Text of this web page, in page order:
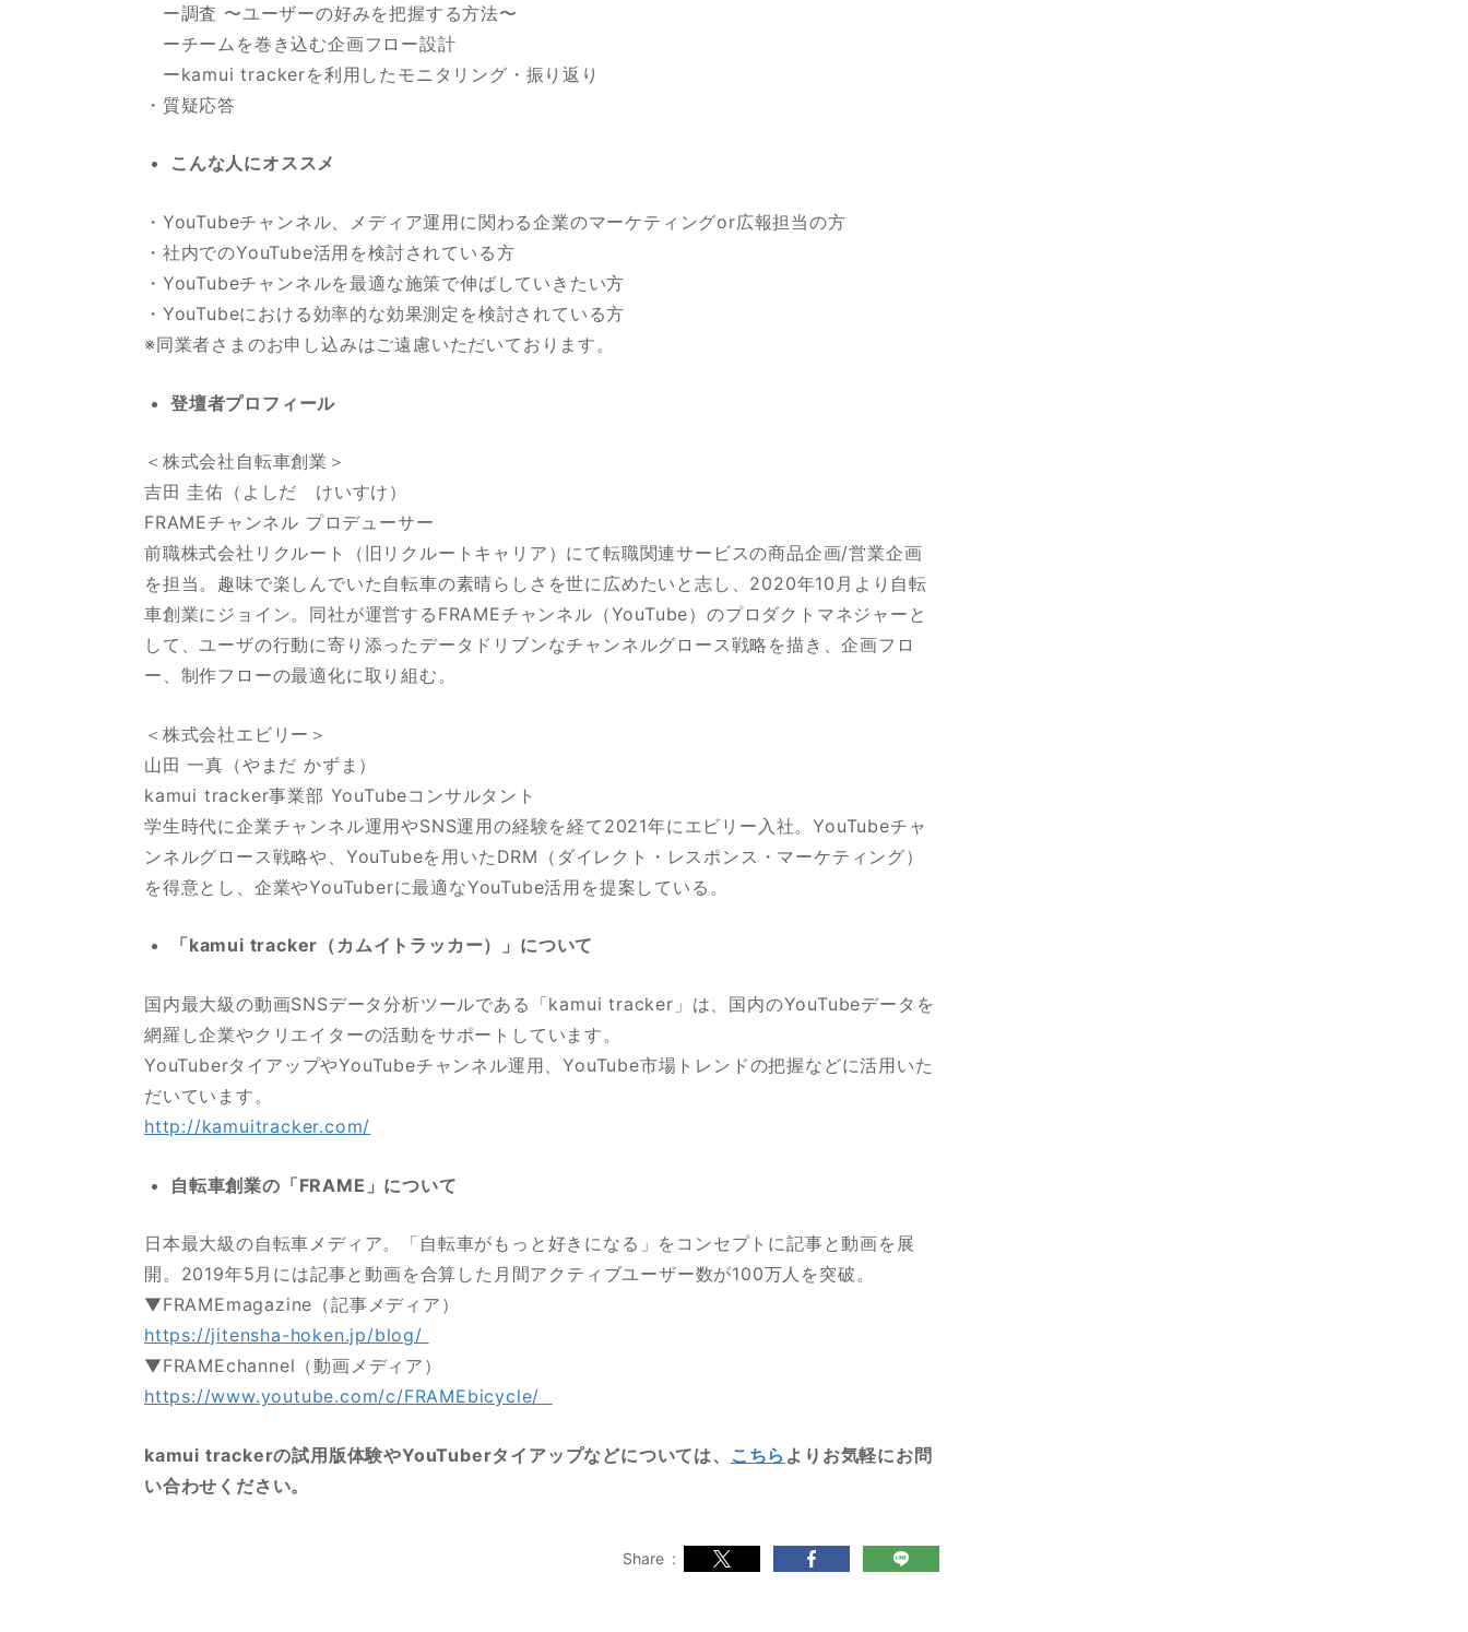
ー調査 〜ユーザーの好みを把握する方法〜
ーチームを巻き込む企画フロー設計
ーkamui trackerを利用したモニタリング・振り返り
・質疑応答
こんな人にオススメ
・YouTubeチャンネル、メディア運用に関わる企業のマーケティングor広報担当の方
・社内でのYouTube活用を検討されている方
・YouTubeチャンネルを最適な施策で伸ばしていきたい方
・YouTubeにおける効率的な効果測定を検討されている方
※同業者さまのお申し込みはご遠慮いただいております。
登壇者プロフィール
＜株式会社自転車創業＞
吉田 圭佑（よしだ けいすけ）
FRAMEチャンネル プロデューサー
前職株式会社リクルート（旧リクルートキャリア）にて転職関連サービスの商品企画/営業企画
を担当。趣味で楽しんでいた自転車の素晴らしさを世に広めたいと志し、2020年10月より自転
車創業にジョイン。同社が運営するFRAMEチャンネル（YouTube）のプロダクトマネジャーと
して、ユーザの行動に寄り添ったデータドリブンなチャンネルグロース戦略を描き、企画フロ
ー、制作フローの最適化に取り組む。
＜株式会社エビリー＞
山田 一真（やまだ かずま）
kamui tracker事業部 YouTubeコンサルタント
学生時代に企業チャンネル運用やSNS運用の経験を経て2021年にエビリー入社。YouTubeチャ
ンネルグロース戦略や、YouTubeを用いたDRM（ダイレクト・レスポンス・マーケティング）
を得意とし、企業やYouTuberに最適なYouTube活用を提案している。
「kamui tracker（カムイトラッカー）」について
国内最大級の動画SNSデータ分析ツールである「kamui tracker」は、国内のYouTubeデータを
網羅し企業やクリエイターの活動をサポートしています。
YouTuberタイアップやYouTubeチャンネル運用、YouTube市場トレンドの把握などに活用いた
だいています。
http://kamuitracker.com/
自転車創業の「FRAME」について
日本最大級の自転車メディア。「自転車がもっと好きになる」をコンセプトに記事と動画を展
開。2019年5月には記事と動画を合算した月間アクティブユーザー数が100万人を突破。
▼FRAMEmagazine（記事メディア）
https://jitensha-hoken.jp/blog/
▼FRAMEchannel（動画メディア）
https://www.youtube.com/c/FRAMEbicycle/
kamui trackerの試用版体験やYouTuberタイアップなどについては、 こちら よりお気軽にお問
い合わせください。
Share